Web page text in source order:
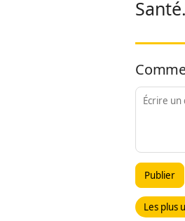
Santé.
Publier
Les plus